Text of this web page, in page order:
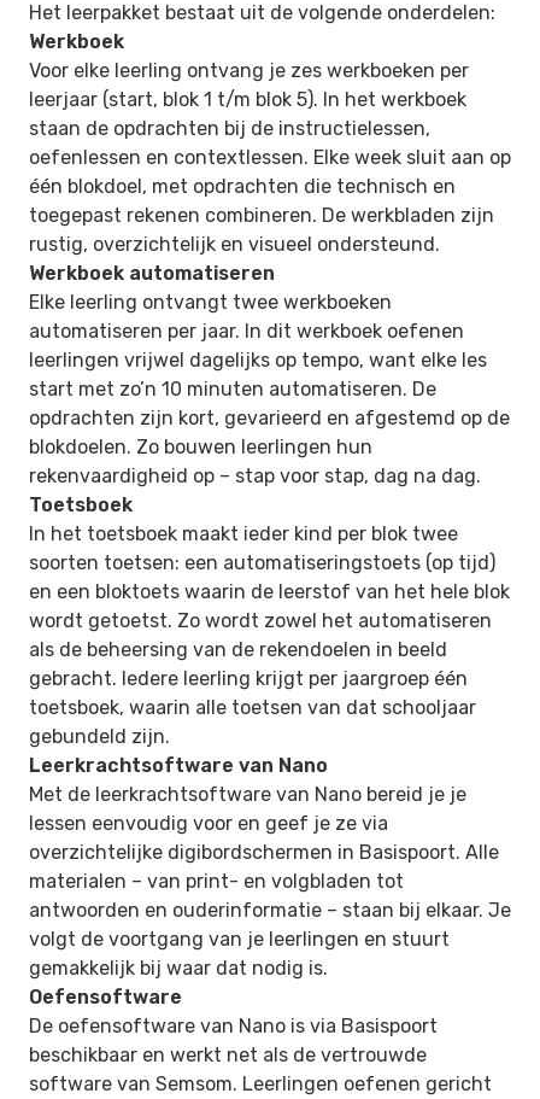
Het leerpakket bestaat uit de volgende onderdelen:
Werkboek
Voor elke leerling ontvang je zes werkboeken per
leerjaar (start, blok 1 t/m blok 5). In het werkboek
staan de opdrachten bij de instructielessen,
oefenlessen en contextlessen. Elke week sluit aan op
één blokdoel, met opdrachten die technisch en
toegepast rekenen combineren. De werkbladen zijn
rustig, overzichtelijk en visueel ondersteund.
Werkboek automatiseren
Elke leerling ontvangt twee werkboeken
automatiseren per jaar. In dit werkboek oefenen
leerlingen vrijwel dagelijks op tempo, want elke les
start met zo’n 10 minuten automatiseren. De
opdrachten zijn kort, gevarieerd en afgestemd op de
blokdoelen. Zo bouwen leerlingen hun
rekenvaardigheid op – stap voor stap, dag na dag.
Toetsboek
In het toetsboek maakt ieder kind per blok twee
soorten toetsen: een automatiseringstoets (op tijd)
en een bloktoets waarin de leerstof van het hele blok
wordt getoetst. Zo wordt zowel het automatiseren
als de beheersing van de rekendoelen in beeld
gebracht. Iedere leerling krijgt per jaargroep één
toetsboek, waarin alle toetsen van dat schooljaar
gebundeld zijn.
Leerkrachtsoftware van Nano
Met de leerkrachtsoftware van Nano bereid je je
lessen eenvoudig voor en geef je ze via
overzichtelijke digibordschermen in Basispoort. Alle
materialen – van print- en volgbladen tot
antwoorden en ouderinformatie – staan bij elkaar. Je
volgt de voortgang van je leerlingen en stuurt
gemakkelijk bij waar dat nodig is.
Oefensoftware
De oefensoftware van Nano is via Basispoort
beschikbaar en werkt net als de vertrouwde
software van Semsom. Leerlingen oefenen gericht